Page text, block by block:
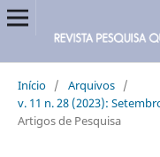
Início / Arquivos /
v. 11 n. 28 (2023):
Artigos de Pesquisa